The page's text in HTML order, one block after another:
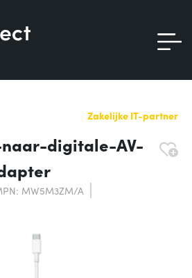
Zakelijke IT-partner
naar-digitale-AV-
MW5M3ZM/A